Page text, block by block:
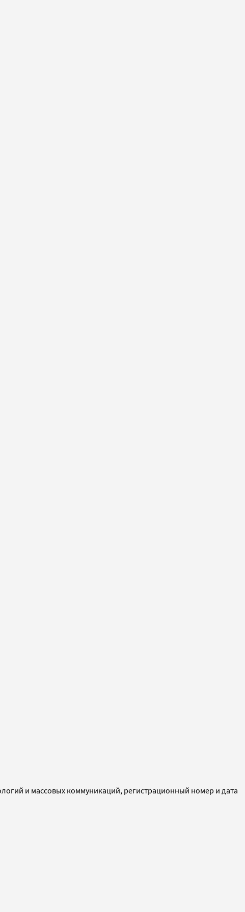
и массовых коммуникаций, регистрационный номер и дата